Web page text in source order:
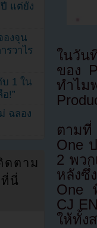
ในวัน
ของ
ทำไม
ตามที่
One
2 พว
หลังซึ่
One
CJ
ให้ทั้ง
แต่ยัง
องจุน
รวาไร
บ 1 ใน
!”
ฉลอง
ดตาม
นี่